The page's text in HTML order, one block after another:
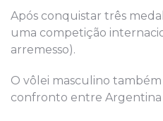
Após conquistar três
uma competição
arremesso).
O vôlei masculino
confronto entre Argentina